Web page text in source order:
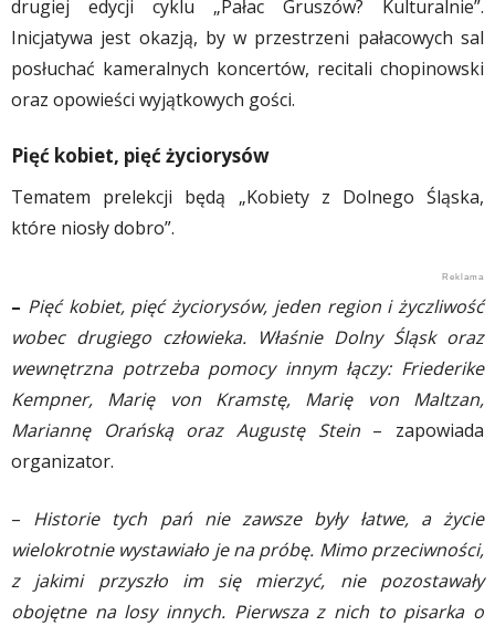
drugiej edycji cyklu „Pałac Gruszów? Kulturalnie”.
Inicjatywa jest okazją, by w przestrzeni pałacowych sal
posłuchać kameralnych koncertów, recitali chopinowski
oraz opowieści wyjątkowych gości.
Pięć kobiet, pięć życiorysów
Tematem prelekcji będą „Kobiety z Dolnego Śląska,
które niosły dobro”.
– Pięć kobiet, pięć życiorysów, jeden region i życzliwość
wobec drugiego człowieka. Właśnie Dolny Śląsk oraz
wewnętrzna potrzeba pomocy innym łączy: Friederike
Kempner, Marię von Kramstę, Marię von Maltzan,
Mariannę Orańską oraz Augustę Stein– zapowiada
organizator.
– Historie tych pań nie zawsze były łatwe, a życie
wielokrotnie wystawiało je na próbę. Mimo przeciwności,
z jakimi przyszło im się mierzyć, nie pozostawały
obojętne na losy innych. Pierwsza z nich to pisarka o